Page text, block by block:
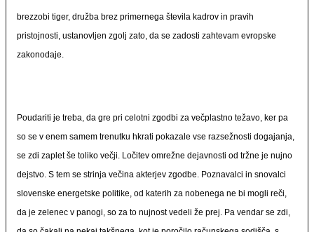
brezzobi tiger, družba brez primernega števila kadrov in pravih
pristojnosti, ustanovljen zgolj zato, da se zadosti zahtevam evropske
zakonodaje.
Poudariti je treba, da gre pri celotni zgodbi za večplastno težavo, ker pa
so se v enem samem trenutku hkrati pokazale vse razsežnosti dogajanja,
se zdi zaplet še toliko večji. Ločitev omrežne dejavnosti od tržne je nujno
dejstvo. S tem se strinja večina akterjev zgodbe. Poznavalci in snovalci
slovenske energetske politike, od katerih za nobenega ne bi mogli reči,
da je zelenec v panogi, so za to nujnost vedeli že prej. Pa vendar se zdi,